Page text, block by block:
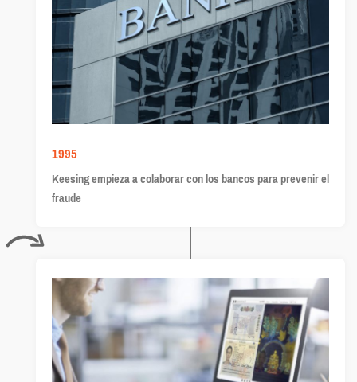
1995
Keesing empieza a colaborar con los bancos para prevenir el
fraude